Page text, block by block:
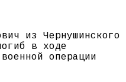
из Чернушинского
в ходе
операции